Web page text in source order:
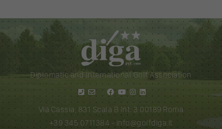
Diplomatic and International Golf Association
Via Cassia, 831 Scala B Int. 3 00189 Roma
+39 345 0711384 -info@golfdiga.it